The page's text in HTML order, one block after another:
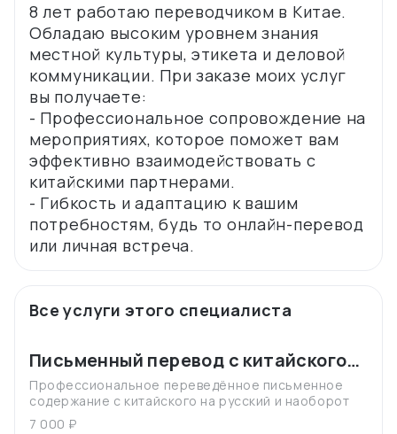
8 лет работаю переводчиком в Китае.
Обладаю высоким уровнем знания
местной культуры, этикета и деловой
коммуникации. При заказе моих услуг
вы получаете:
- Профессиональное сопровождение на
мероприятиях, которое поможет вам
эффективно взаимодействовать с
китайскими партнерами.
- Гибкость и адаптацию к вашим
потребностям, будь то онлайн-перевод
Все услуги этого специалиста
Письменный перевод с китайского
на русский и с русского на
китайский
Профессиональное переведённое письменное
содержание с китайского на русский и наоборот
7 000 ₽